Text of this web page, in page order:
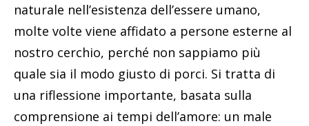
naturale nell’esistenza dell’essere umano,
molte volte viene affidato a persone esterne al
nostro cerchio, perché non sappiamo più
quale sia il modo giusto di porci. Si tratta di
una riflessione importante, basata sulla
comprensione ai tempi dell’amore: un male